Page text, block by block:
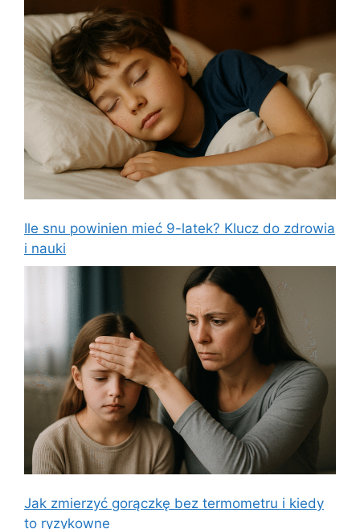
Ile snu powinien mieć 9-latek? Klucz do zdrowia
i nauki
Jak zmierzyć gorączkę bez termometru i kiedy
to ryzykowne